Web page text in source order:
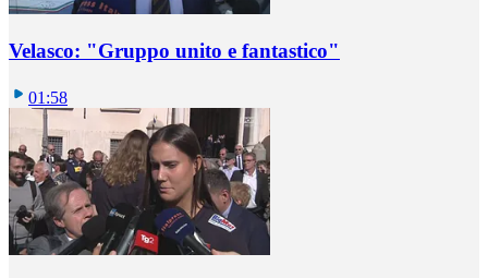
Velasco: "Gruppo unito e fantastico"
01:58